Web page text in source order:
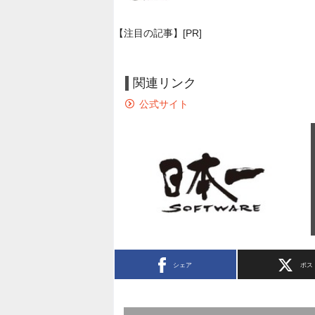
【注目の記事】[PR]
関連リンク
公式サイト
シェア ポス